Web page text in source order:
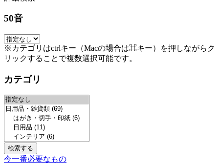
50音
※カテゴリはctrlキー（Macの場合は⌘キー）を押しながらク
リックすることで複数選択可能です。
カテゴリ
今一番必要なもの